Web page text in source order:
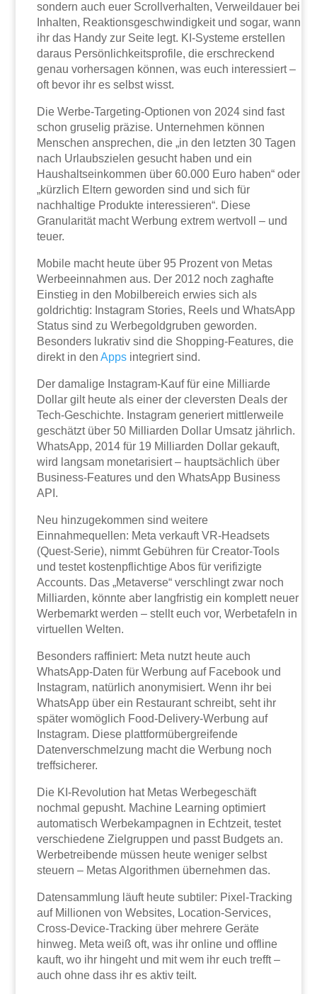
sondern auch euer Scrollverhalten, Verweildauer bei
Inhalten, Reaktionsgeschwindigkeit und sogar, wann
ihr das Handy zur Seite legt. KI-Systeme erstellen
daraus Persönlichkeitsprofile, die erschreckend
genau vorhersagen können, was euch interessiert –
oft bevor ihr es selbst wisst.
Die Werbe-Targeting-Optionen von 2024 sind fast
schon gruselig präzise. Unternehmen können
Menschen ansprechen, die „in den letzten 30 Tagen
nach Urlaubszielen gesucht haben und ein
Haushaltseinkommen über 60.000 Euro haben“ oder
„kürzlich Eltern geworden sind und sich für
nachhaltige Produkte interessieren“. Diese
Granularität macht Werbung extrem wertvoll – und
teuer.
Mobile macht heute über 95 Prozent von Metas
Werbeeinnahmen aus. Der 2012 noch zaghafte
Einstieg in den Mobilbereich erwies sich als
goldrichtig: Instagram Stories, Reels und WhatsApp
Status sind zu Werbegoldgruben geworden.
Besonders lukrativ sind die Shopping-Features, die
direkt in denApps integriert sind.
Der damalige Instagram-Kauf für eine Milliarde
Dollar gilt heute als einer der cleversten Deals der
Tech-Geschichte. Instagram generiert mittlerweile
geschätzt über 50 Milliarden Dollar Umsatz jährlich.
WhatsApp, 2014 für 19 Milliarden Dollar gekauft,
wird langsam monetarisiert – hauptsächlich über
Business-Features und den WhatsApp Business
API.
Neu hinzugekommen sind weitere
Einnahmequellen: Meta verkauft VR-Headsets
(Quest-Serie), nimmt Gebühren für Creator-Tools
und testet kostenpflichtige Abos für verifizigte
Accounts. Das „Metaverse“ verschlingt zwar noch
Milliarden, könnte aber langfristig ein komplett neuer
Werbemarkt werden – stellt euch vor, Werbetafeln in
virtuellen Welten.
Besonders raffiniert: Meta nutzt heute auch
WhatsApp-Daten für Werbung auf Facebook und
Instagram, natürlich anonymisiert. Wenn ihr bei
WhatsApp über ein Restaurant schreibt, seht ihr
später womöglich Food-Delivery-Werbung auf
Instagram. Diese plattformübergreifende
Datenverschmelzung macht die Werbung noch
treffsicherer.
Die KI-Revolution hat Metas Werbegeschäft
nochmal gepusht. Machine Learning optimiert
automatisch Werbekampagnen in Echtzeit, testet
verschiedene Zielgruppen und passt Budgets an.
Werbetreibende müssen heute weniger selbst
steuern – Metas Algorithmen übernehmen das.
Datensammlung läuft heute subtiler: Pixel-Tracking
auf Millionen von Websites, Location-Services,
Cross-Device-Tracking über mehrere Geräte
hinweg. Meta weiß oft, was ihr online und offline
kauft, wo ihr hingeht und mit wem ihr euch trefft –
auch ohne dass ihr es aktiv teilt.